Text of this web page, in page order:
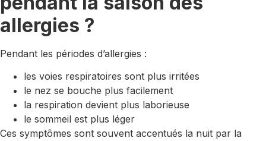
allergies ?
Pendant les périodes d’allergies :
les voies respiratoires sont plus irritées
le nez se bouche plus facilement
la respiration devient plus laborieuse
le sommeil est plus léger
Ces symptômes sont souvent accentués la nuit par la